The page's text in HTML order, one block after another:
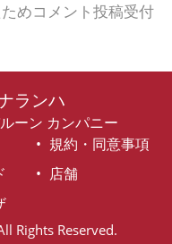
めコメント投稿受付
ランハ
ーン カンパニー
規約・同意事項
店舗
Rights Reserved.